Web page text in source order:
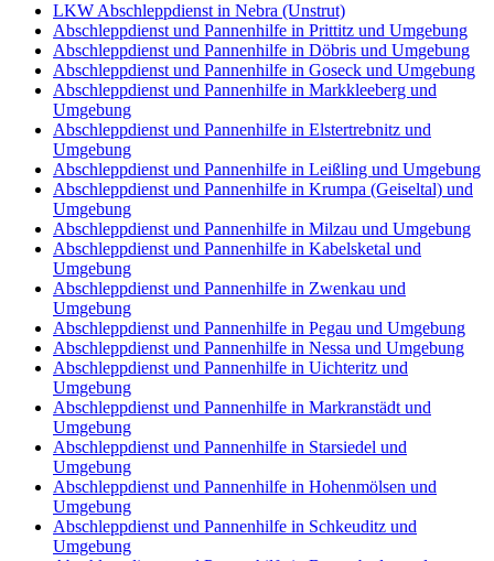
LKW Abschleppdienst in Nebra (Unstrut)
Abschleppdienst und Pannenhilfe in Prittitz und Umgebung
Abschleppdienst und Pannenhilfe in Döbris und Umgebung
Abschleppdienst und Pannenhilfe in Goseck und Umgebung
Abschleppdienst und Pannenhilfe in Markkleeberg und
Umgebung
Abschleppdienst und Pannenhilfe in Elstertrebnitz und
Umgebung
Abschleppdienst und Pannenhilfe in Leißling und Umgebung
Abschleppdienst und Pannenhilfe in Krumpa (Geiseltal) und
Umgebung
Abschleppdienst und Pannenhilfe in Milzau und Umgebung
Abschleppdienst und Pannenhilfe in Kabelsketal und
Umgebung
Abschleppdienst und Pannenhilfe in Zwenkau und
Umgebung
Abschleppdienst und Pannenhilfe in Pegau und Umgebung
Abschleppdienst und Pannenhilfe in Nessa und Umgebung
Abschleppdienst und Pannenhilfe in Uichteritz und
Umgebung
Abschleppdienst und Pannenhilfe in Markranstädt und
Umgebung
Abschleppdienst und Pannenhilfe in Starsiedel und
Umgebung
Abschleppdienst und Pannenhilfe in Hohenmölsen und
Umgebung
Abschleppdienst und Pannenhilfe in Schkeuditz und
Umgebung